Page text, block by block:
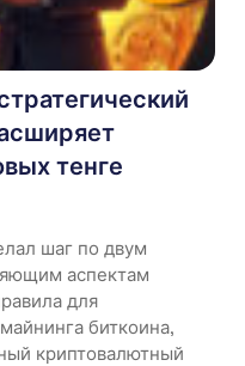
тенге
шаг по двум
аспектам
для
биткоина,
криптовалютный